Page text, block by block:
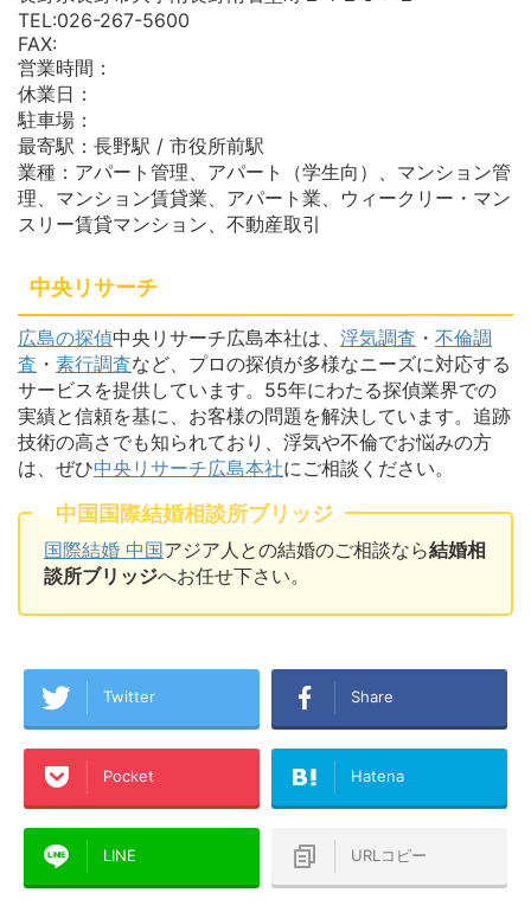
TEL:026-267-5600
FAX:
営業時間：
休業日：
駐車場：
最寄駅：長野駅 / 市役所前駅
業種：アパート管理、アパート（学生向）、マンション管
理、マンション賃貸業、アパート業、ウィークリー・マン
スリー賃貸マンション、不動産取引
中央リサーチ
広島の探偵中央リサーチ広島本社は、 浮気調査 ・ 不倫調
査 ・ 素行調査など、プロの探偵が多様なニーズに対応する
サービスを提供しています。55年にわたる探偵業界での
実績と信頼を基に、お客様の問題を解決しています。追跡
技術の高さでも知られており、浮気や不倫でお悩みの方
は、ぜひ中央リサーチ広島本社にご相談ください。
中国国際結婚相談所ブリッジ
国際結婚 中国アジア人との結婚のご相談なら結婚相
談所ブリッジへお任せ下さい。
Twitter Share
Pocket Hatena
LINE URLコピー